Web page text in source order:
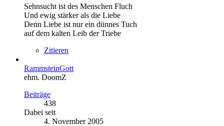
Sehnsucht ist des Menschen Fluch
Und ewig stärker als die Liebe
Denn Liebe ist nur ein dünnes Tuch
auf dem kalten Leib der Triebe
Zitieren
RammsteinGott
ehm. DoomZ
Beiträge
438
Dabei seit
4. November 2005